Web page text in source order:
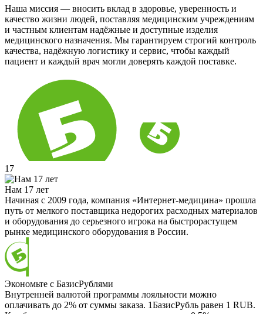
Наша миссия — вносить вклад в здоровье, уверенность и
качество жизни людей, поставляя медицинским учреждениям
и частным клиентам надёжные и доступные изделия
медицинского назначения. Мы гарантируем строгий контроль
качества, надёжную логистику и сервис, чтобы каждый
пациент и каждый врач могли доверять каждой поставке.
17
Нам 17 лет
Начиная с 2009 года, компания «Интернет-медицина» прошла
путь от мелкого поставщика недорогих расходных материалов
и оборудования до серьезного игрока на быстрорастущем
рынке медицинского оборудования в России.
Экономьте с БазисРублями
Внутренней валютой программы лояльности можно
оплачивать до 2% от суммы заказа. 1БазисРубль равен 1 RUB.